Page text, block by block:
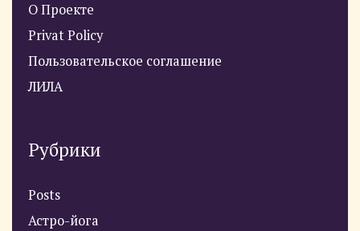
О Проекте
Privat Policy
Пользовательское соглашение
ЛИЛА
Рубрики
Posts
Астро-йога